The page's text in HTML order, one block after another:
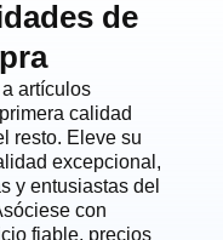
de
artículos
calidad
resto. Eleve su
excepcional,
y entusiastas del
con
fiable, precios